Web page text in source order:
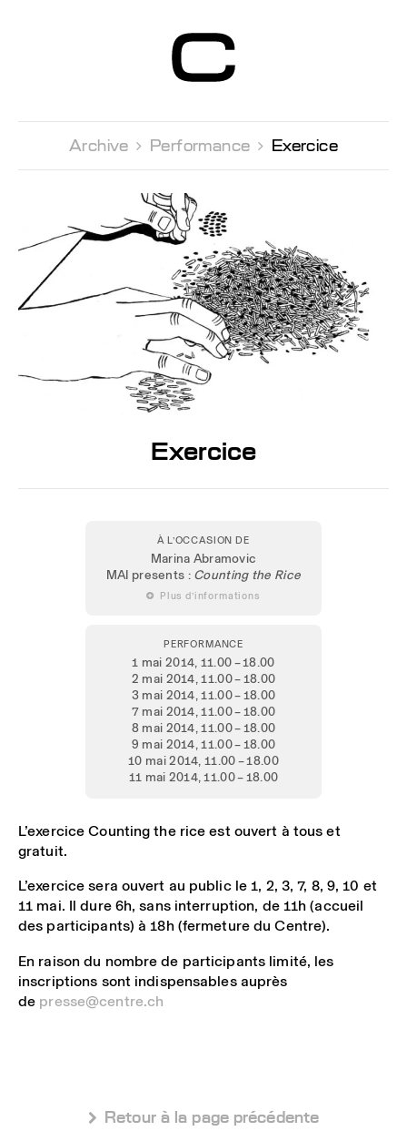
Contemporain
Genève
Archive  Performance  Exercice
Exercice
À L’OCCASION DE
Marina Abramovic
MAI presents :Counting the Rice
 Plus d’informations
PERFORMANCE
1 mai 2014, 11.00 – 18.00
2 mai 2014, 11.00 – 18.00
3 mai 2014, 11.00 – 18.00
7 mai 2014, 11.00 – 18.00
8 mai 2014, 11.00 – 18.00
9 mai 2014, 11.00 – 18.00
10 mai 2014, 11.00 – 18.00
11 mai 2014, 11.00 – 18.00
L’exercice Counting the rice est ouvert à tous et
gratuit.
L’exercice sera ouvert au public le 1, 2, 3, 7, 8, 9, 10 et
11 mai. Il dure 6h, sans interruption, de 11h (accueil
des participants) à 18h (fermeture du Centre).
En raison du nombre de participants limité, les
inscriptions sont indispensables auprès
de presse@centre.ch
 Retour à la page précédente